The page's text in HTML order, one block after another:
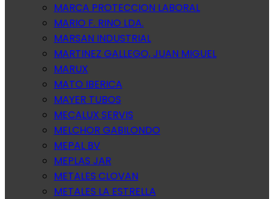
MARCA PROTECCION LABORAL
MARIO F. RINO LDA.
MARSAN INDUSTRIAL
MARTINEZ GALLEGO, JUAN MIGUEL
MARUX
MATO IBERICA
MAYER TUBOS
MECALUX SERVIS
MELCHOR GABILONDO
MEPAL BV
MEPLAS JAR
METALES CLOVAN
METALES LA ESTRELLA